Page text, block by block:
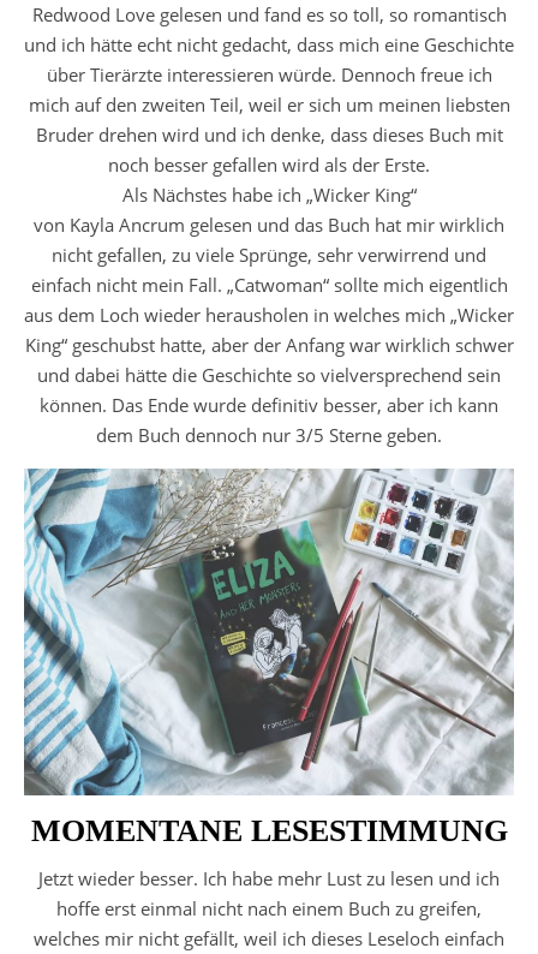
Redwood Love gelesen und fand es so toll, so romantisch
und ich hätte echt nicht gedacht, dass mich eine Geschichte
über Tierärzte interessieren würde. Dennoch freue ich
mich auf den zweiten Teil, weil er sich um meinen liebsten
Bruder drehen wird und ich denke, dass dieses Buch mit
noch besser gefallen wird als der Erste.
Als Nächstes habe ich „Wicker King“
von Kayla Ancrum gelesen und das Buch hat mir wirklich
nicht gefallen, zu viele Sprünge, sehr verwirrend und
einfach nicht mein Fall. „Catwoman“ sollte mich eigentlich
aus dem Loch wieder herausholen in welches mich „Wicker
King“ geschubst hatte, aber der Anfang war wirklich schwer
und dabei hätte die Geschichte so vielversprechend sein
können. Das Ende wurde definitiv besser, aber ich kann
dem Buch dennoch nur 3/5 Sterne geben.
MOMENTANE LESESTIMMUNG
Jetzt wieder besser. Ich habe mehr Lust zu lesen und ich
hoffe erst einmal nicht nach einem Buch zu greifen,
welches mir nicht gefällt, weil ich dieses Leseloch einfach